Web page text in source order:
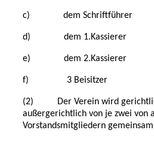
c) dem Schriftführer
d) dem 1.Kassierer
e) dem 2.Kassierer
f) 3 Beisitzer
(2) Der Verein wird
außergerichtlich von je zwei von
Vorstandsmitgliedern